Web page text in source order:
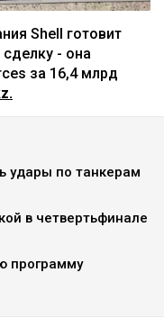
Shell готовит
- она
за 16,4 млрд
удары по танкерам
в четвертьфинале
программу